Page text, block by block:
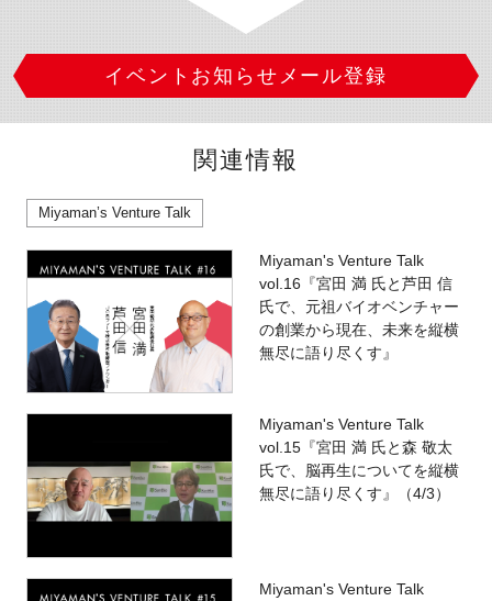
イベントお知らせメール登録
関連情報
Miyaman’s Venture Talk
Miyaman's Venture Talk
vol.16『宮田 満 氏と芦田 信
氏で、元祖バイオベンチャー
の創業から現在、未来を縦横
無尽に語り尽くす』
Miyaman's Venture Talk
vol.15『宮田 満 氏と森 敬太
氏で、脳再生についてを縦横
無尽に語り尽くす』（4/3）
Miyaman's Venture Talk